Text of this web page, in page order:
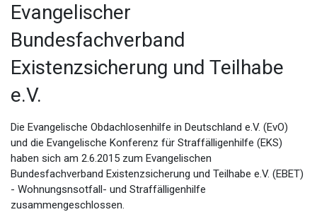
Evangelischer
Bundesfachverband
Existenzsicherung und Teilhabe
e.V.
Die Evangelische Obdachlosenhilfe in Deutschland e.V. (EvO)
und die Evangelische Konferenz für Straffälligenhilfe (EKS)
haben sich am 2.6.2015 zum Evangelischen
Bundesfachverband Existenzsicherung und Teilhabe e.V. (EBET)
- Wohnungsnsotfall- und Straffälligenhilfe
zusammengeschlossen.